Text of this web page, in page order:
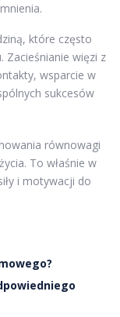
które często
Zacieśnianie więzi z
wsparcie w
sukcesów
równowagi
To właśnie w
i motywacji do